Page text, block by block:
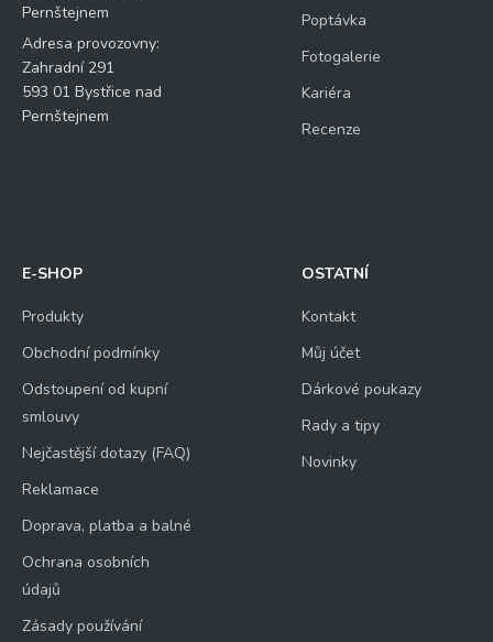
Pernštejnem
Adresa provozovny:
Zahradní 291
593 01 Bystřice nad
Pernštejnem
Poptávka
Fotogalerie
Kariéra
Recenze
E-SHOP
Produkty
Obchodní podmínky
Odstoupení od kupní
smlouvy
Nejčastější dotazy (FAQ)
Reklamace
Doprava, platba a balné
Ochrana osobních
údajů
Zásady používání
OSTATNÍ
Kontakt
Můj účet
Dárkové poukazy
Rady a tipy
Novinky